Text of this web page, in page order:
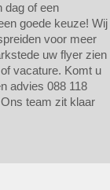
dag of een
goede keuze! Wij
voor meer
uw flyer zien
vacature. Komt u
advies 088 118
team zit klaar